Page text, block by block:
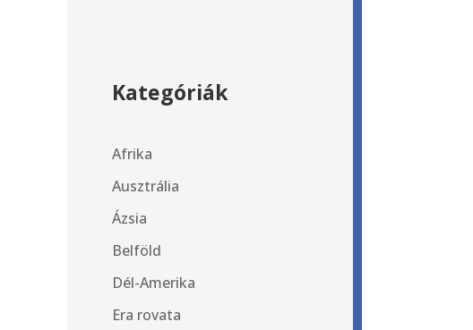
Kategóriák
Afrika
Ausztrália
Ázsia
Belföld
Dél-Amerika
Era rovata